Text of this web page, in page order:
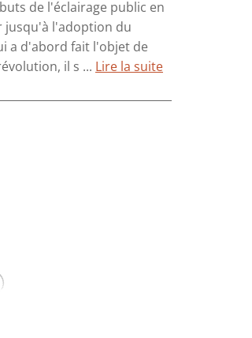
de l'éclairage public en
jusqu'à l'adoption du
a d'abord fait l'objet de
il s ... Lire la suite